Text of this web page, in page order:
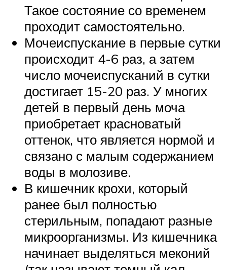
Такое состояние со временем
проходит самостоятельно.
Мочеиспускание в первые сутки
происходит 4-6 раз, а затем
число мочеиспусканий в сутки
достигает 15-20 раз. У многих
детей в первый день моча
приобретает красноватый
оттенок, что является нормой и
связано с малым содержанием
воды в молозиве.
В кишечник крохи, который
ранее был полностью
стерильным, попадают разные
микроорганизмы. Из кишечника
начинает выделяться меконий